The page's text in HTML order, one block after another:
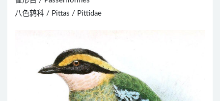
八色鸫科 / Pittas / Pittidae